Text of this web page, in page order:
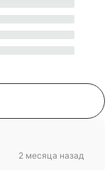
2 месяца назад